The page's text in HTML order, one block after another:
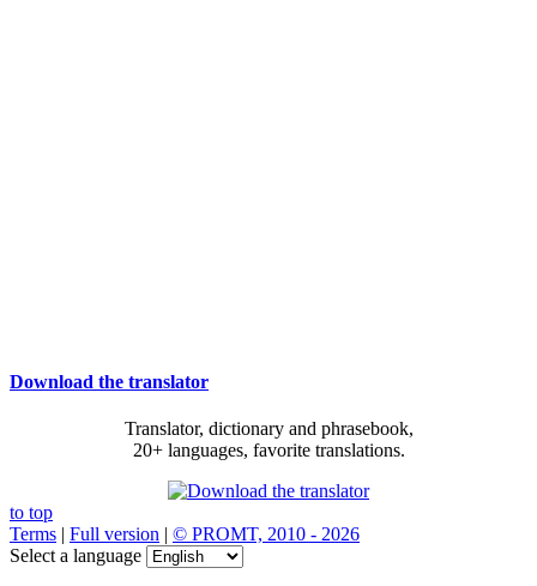
Download the translator
Translator, dictionary and phrasebook,
20+ languages, favorite translations.
to top
Terms | Full version | © PROMT, 2010 - 2026
Select a language